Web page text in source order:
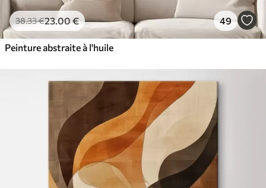
38.33€23.00€ 49
Peinture abstraite à l'huile